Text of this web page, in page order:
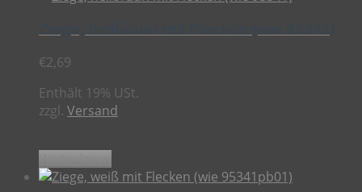
€2,69
Enthält 19% USt.
zzgl. Versand